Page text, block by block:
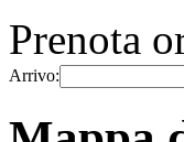
Prenota
Arrivo: